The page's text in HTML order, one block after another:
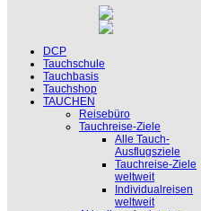
DCP
Tauchschule
Tauchbasis
Tauchshop
TAUCHEN
Reisebüro
Tauchreise-Ziele
Alle Tauch-
Ausflugsziele
Tauchreise-Ziele
weltweit
Individualreisen
weltweit